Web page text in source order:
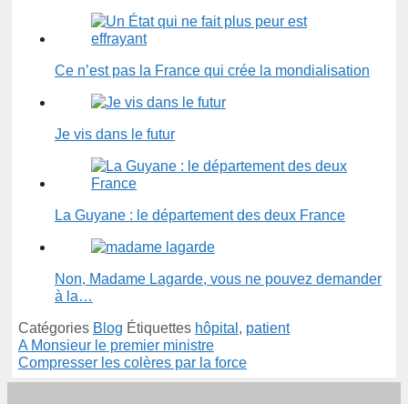
Ce n’est pas la France qui crée la mondialisation
Je vis dans le futur
La Guyane : le département des deux France
Non, Madame Lagarde, vous ne pouvez demander
à la…
Catégories Blog Étiquettes hôpital , patient
A Monsieur le premier ministre
Compresser les colères par la force